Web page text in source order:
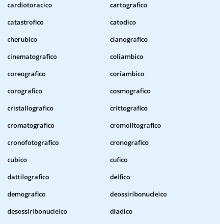
cardiotoracico
cartografico
catastrofico
catodico
cherubico
cianografico
cinematografico
coliambico
coreografico
coriambico
corografico
cosmografico
cristallografico
crittografico
cromatografico
cromolitografico
cronofotografico
cronografico
cubico
cufico
dattilografico
delfico
demografico
deossiribonucleico
desossiribonucleico
diadico